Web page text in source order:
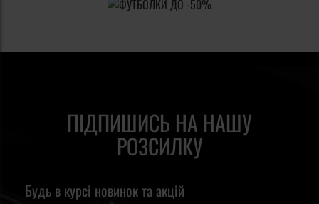
ПІДПИШИСЬ НА НАШУ
РОЗСИЛКУ
Будь в курсі новинок та акцій